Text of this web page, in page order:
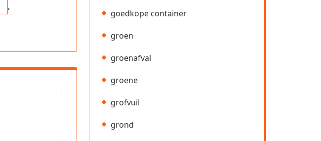
,
goedkope container
groen
groenafval
groene
grofvuil
grond